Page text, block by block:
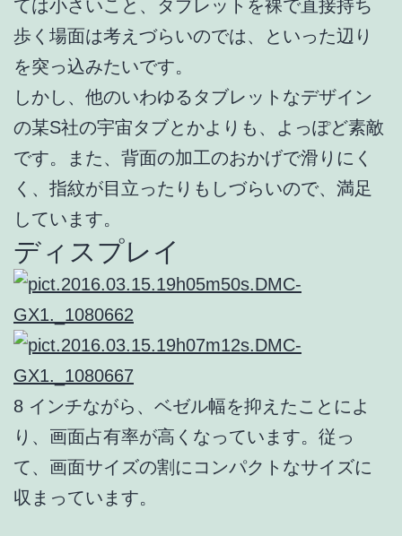
ては小さいこと、タブレットを裸で直接持ち
歩く場面は考えづらいのでは、といった辺り
を突っ込みたいです。
しかし、他のいわゆるタブレットなデザイン
の某S社の宇宙タブとかよりも、よっぽど素敵
です。また、背面の加工のおかげで滑りにく
く、指紋が目立ったりもしづらいので、満足
しています。
ディスプレイ
8 インチながら、ベゼル幅を抑えたことによ
り、画面占有率が高くなっています。従っ
て、画面サイズの割にコンパクトなサイズに
収まっています。